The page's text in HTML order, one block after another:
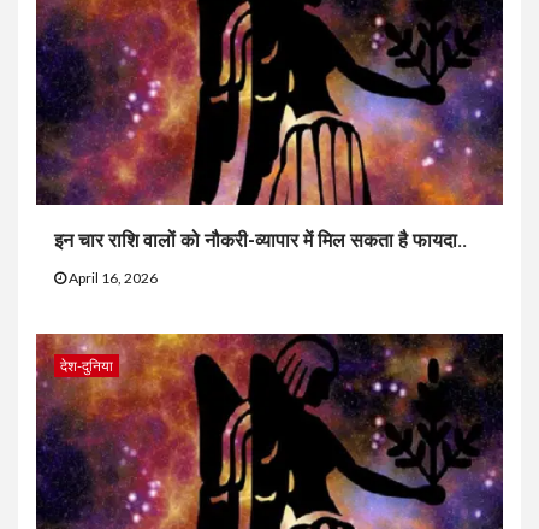
इन चार राशि वालों को नौकरी-व्यापार में मिल सकता है फायदा..
April 16, 2026
देश-दुनिया